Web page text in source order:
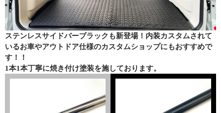
ステンレスサイドバーブラックも新登場！内装カスタムされて
いるお車やアウトドア仕様のカスタムショップにもおすすめで
す！！
1本1本丁寧に焼き付け塗装を施しております。